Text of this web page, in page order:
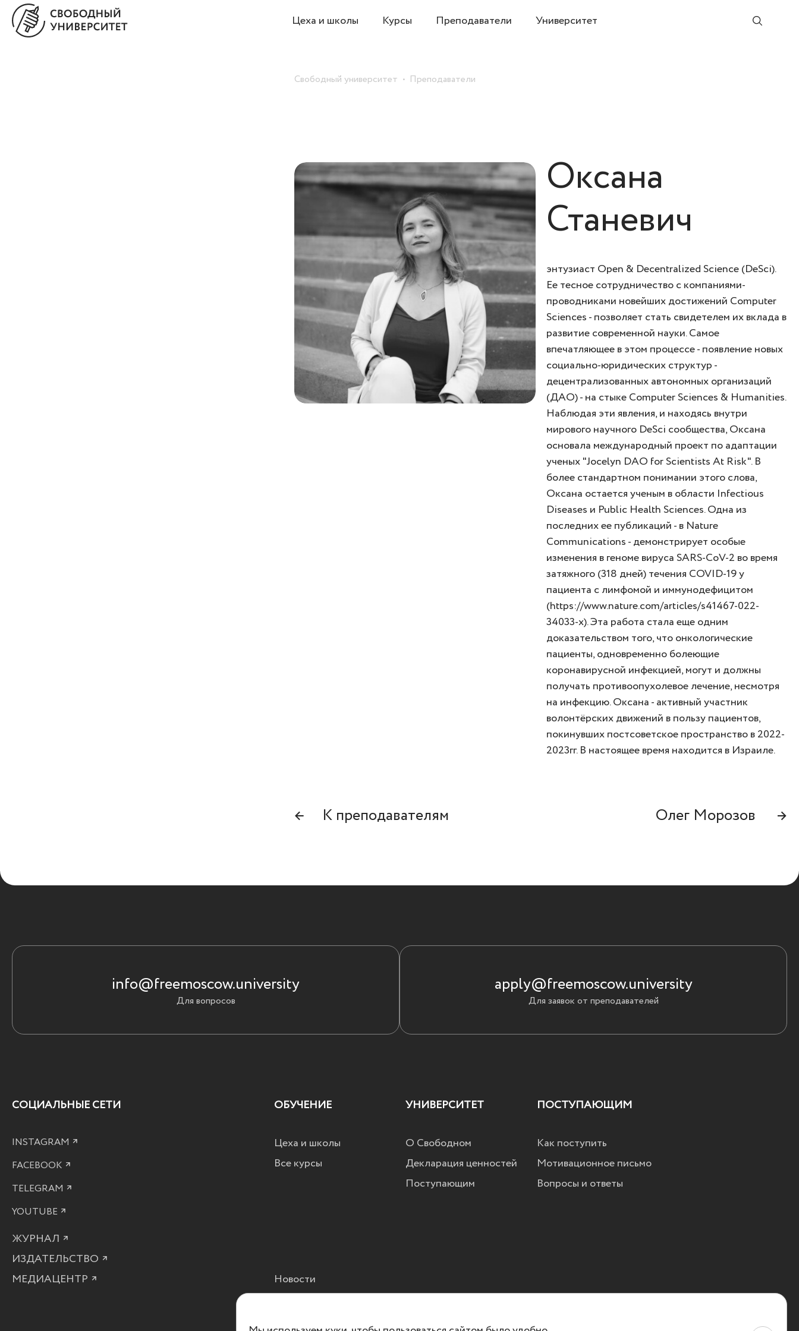
Цеха и школы Курсы Преподаватели Университет
Свободный университет Преподаватели
Оксана
Станевич
энтузиаст Open & Decentralized Science (DeSci).
Ее тесное сотрудничество с компаниями-
проводниками новейших достижений Computer
Sciences - позволяет стать свидетелем их вклада в
развитие современной науки. Самое
впечатляющее в этом процессе - появление новых
социально-юридических структур -
децентрализованных автономных организаций
(ДАО) - на стыке Computer Sciences & Humanities.
Наблюдая эти явления, и находясь внутри
мирового научного DeSci сообщества, Оксана
основала международный проект по адаптации
ученых "Jocelyn DAO for Scientists At Risk". В
более стандартном понимании этого слова,
Оксана остается ученым в области Infectious
Diseases и Public Health Sciences. Одна из
последних ее публикаций - в Nature
Communications - демонстрирует особые
изменения в геноме вируса SARS-CoV-2 во время
затяжного (318 дней) течения COVID-19 у
пациента с лимфомой и иммунодефицитом
(https://www.nature.com/articles/s41467-022-
34033-x). Эта работа стала еще одним
доказательством того, что онкологические
пациенты, одновременно болеющие
коронавирусной инфекцией, могут и должны
получать противоопухолевое лечение, несмотря
на инфекцию. Оксана - активный участник
волонтёрских движений в пользу пациентов,
покинувших постсоветское пространство в 2022-
2023гг. В настоящее время находится в Израиле.
← К преподавателям Олег Морозов →
info@freemoscow.university
Для вопросов
apply@freemoscow.university
Для заявок от преподавателей
СОЦИАЛЬНЫЕ СЕТИ
INSTAGRAM
FACEBOOK
TELEGRAM
YOUTUBE
ОБУЧЕНИЕ
Цеха и школы
Все курсы
УНИВЕРСИТЕТ
О Свободном
Декларация ценностей
Поступающим
ПОСТУПАЮЩИМ
Как поступить
Мотивационное письмо
Вопросы и ответы
ЖУРНАЛ
ИЗДАТЕЛЬСТВО
МЕДИАЦЕНТР
Новости